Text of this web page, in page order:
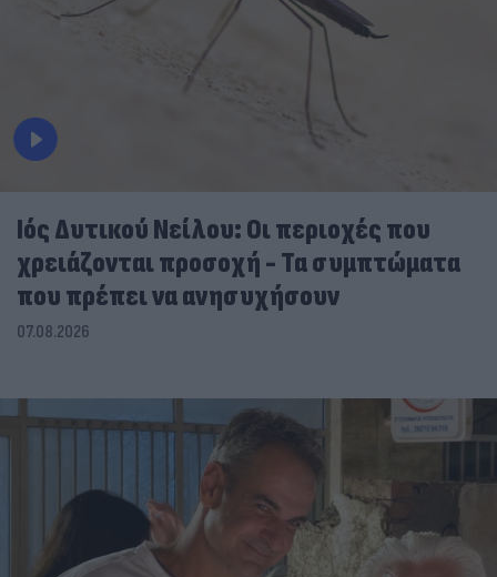
Ιός Δυτικού Νείλου: Οι περιοχές που
χρειάζονται προσοχή - Τα συμπτώματα
που πρέπει να ανησυχήσουν
07.08.2026